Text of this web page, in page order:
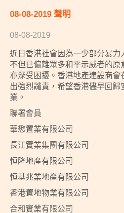
08-08-2019 聲明
08-08-2019
近日香港社會因為一少部分暴力
不但已偏離眾多和平示威者的原
亦深受困擾。香港地產建設商
出強烈譴責，希望香港儘早回
業。
聯署會員
華懋置業有限公司
長江實業集團有限公司
恒隆地產有限公司
恒基兆業地產有限公司
香港置地物業有限公司
合和實業有限公司